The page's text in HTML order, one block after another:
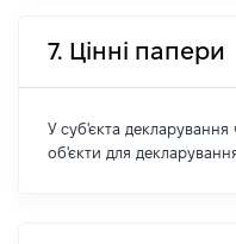
7. Цінні папери
У суб'єкта декларування
об'єкти для